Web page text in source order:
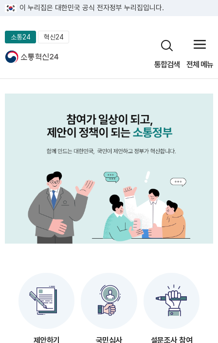
이 누리집은 대한민국 공식 전자정부 누리집입니다.
소통24 혁신24
통합검색 전체 메뉴
제안하기 국민심사 설문조사 참여